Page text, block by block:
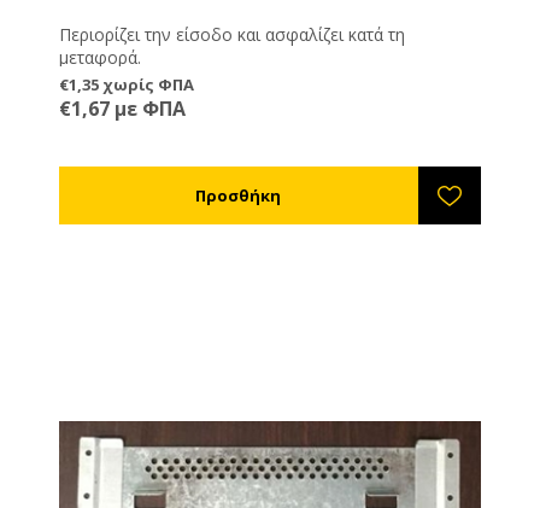
Περιορίζει την είσοδο και ασφαλίζει κατά τη
μεταφορά.
€1,35 χωρίς ΦΠΑ
€1,67 με ΦΠΑ